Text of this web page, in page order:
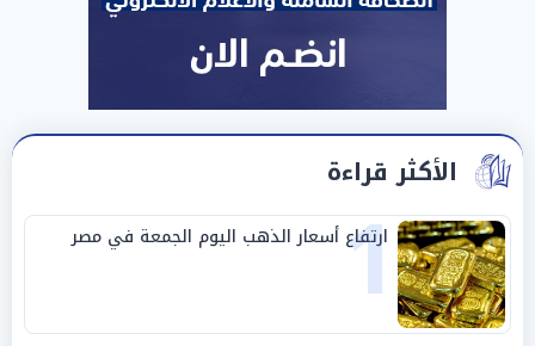
الأكثر قراءة
1
ارتفاع أسعار الذهب اليوم الجمعة في مصر